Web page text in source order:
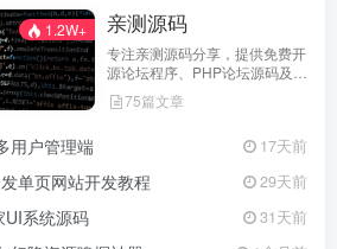
1.2W+ 亲测源码
专注亲测源码分享，提供免费开
源论坛程序、PHP论坛源码及论
坛搭建解决方案，所有源码均经
实际测试可用，助力快速搭建稳
75篇文章
用户管理端 17天前
单页网站开发教程 29天前
UI系统源码 31天前